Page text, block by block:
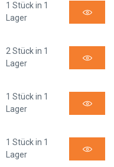
1 Stück in 1
Lager
2 Stück in 1
Lager
1 Stück in 1
Lager
1 Stück in 1
Lager